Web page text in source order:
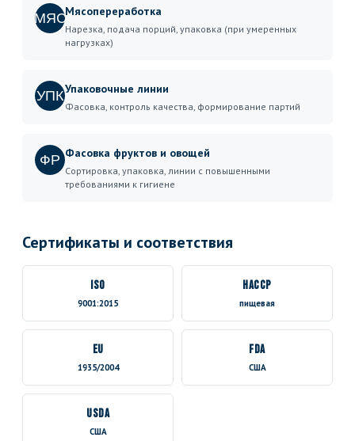
МЯСМясопереработка
Нарезка, подача порций, упаковка (при умеренных
нагрузках)
УПКУпаковочные линии
Фасовка, контроль качества, формирование партий
ФР Фасовка фруктов и овощей
Сортировка, упаковка, линии с повышенными
требованиями к гигиене
Сертификаты и соответствия
ISO
9001:2015
HACCP
пищевая
EU
1935/2004
FDA
США
USDA
США